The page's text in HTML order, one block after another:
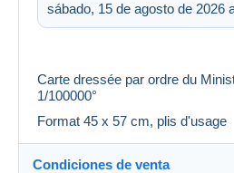
sábado, 15 de agosto de 2026
Carte dressée par ordre du
1/100000°
Format 45 x 57 cm, plis d'usage
Condiciones de venta